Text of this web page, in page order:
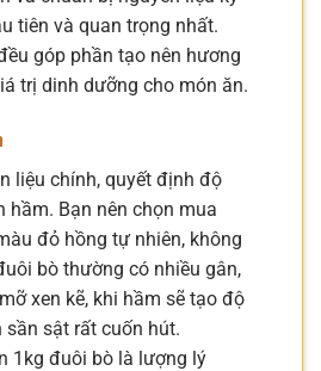
tiên và quan trọng nhất.
góp phần tạo nên hương
trị dinh dưỡng cho món ăn.
liệu chính, quyết định độ
hầm. Bạn nên chọn mua
đỏ hồng tự nhiên, không
bò thường có nhiều gân,
xen kẽ, khi hầm sẽ tạo độ
sần sật rất cuốn hút.
1kg đuôi bò là lượng lý